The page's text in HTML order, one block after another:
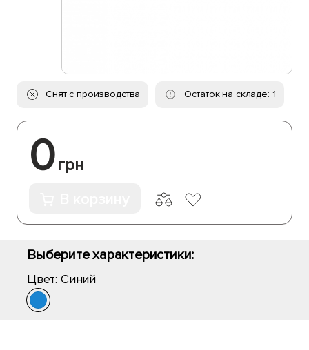
Снят с производства Остаток на складе: 1
0грн
Выберите характеристики:
Цвет: Синий